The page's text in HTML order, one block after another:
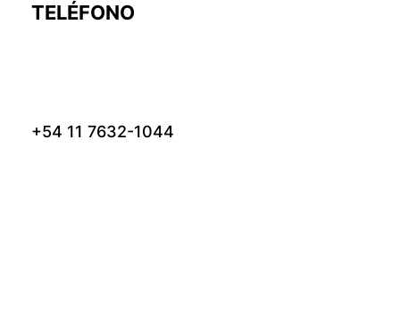
TELÉFONO
+54 11 7632-1044